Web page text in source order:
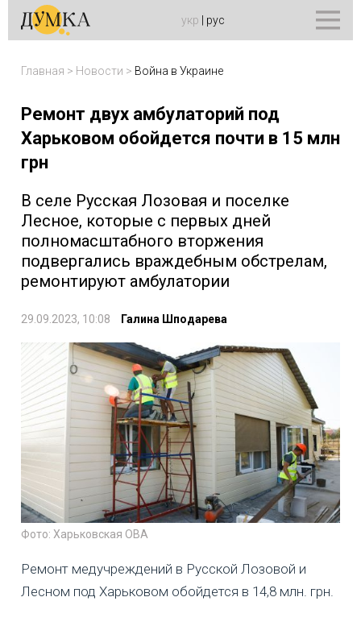
укр рус
Главная > Новости > Война в Украине
Ремонт двух амбулаторий под
Харьковом обойдется почти в 15 млн
грн
В селе Русская Лозовая и поселке
Лесное, которые с первых дней
полномасштабного вторжения
подвергались враждебным обстрелам,
ремонтируют амбулатории
29.09.2023, 10:08 Галина Шподарева
Фото: Харьковская ОВА
Ремонт медучреждений в Русской Лозовой и
Лесном под Харьковом обойдется в 14,8 млн. грн.